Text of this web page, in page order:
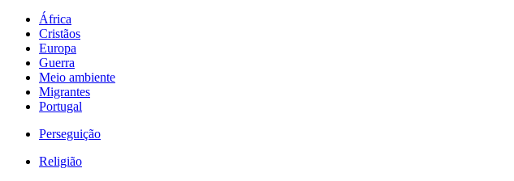
África
Cristãos
Europa
Guerra
Meio ambiente
Migrantes
Portugal
Perseguição
Religião